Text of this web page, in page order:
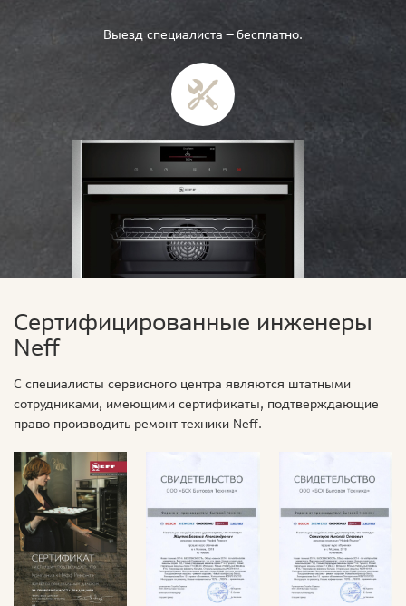
Выезд специалиста — бесплатно.
Сертифицированные инженеры
Neff
С специалисты сервисного центра являются штатными
сотрудниками, имеющими сертификаты, подтверждающие
право производить ремонт техники Neff.